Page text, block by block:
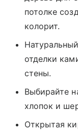
потолке
колорит.
отделки
стены.
Выбирайте
хлопок и
Открытая